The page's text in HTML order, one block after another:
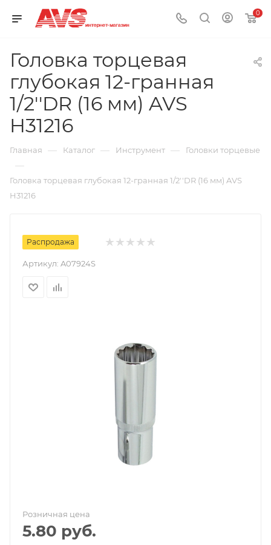
0
Головка торцевая
глубокая 12-гранная
1/2''DR (16 мм) AVS
H31216
Главная — Каталог — Инструмент — Головки торцевые
—
Головка торцевая глубокая 12-гранная 1/2''DR (16 мм) AVS
H31216
Распродажа
Артикул: A07924S
Розничная цена
5.80 руб.